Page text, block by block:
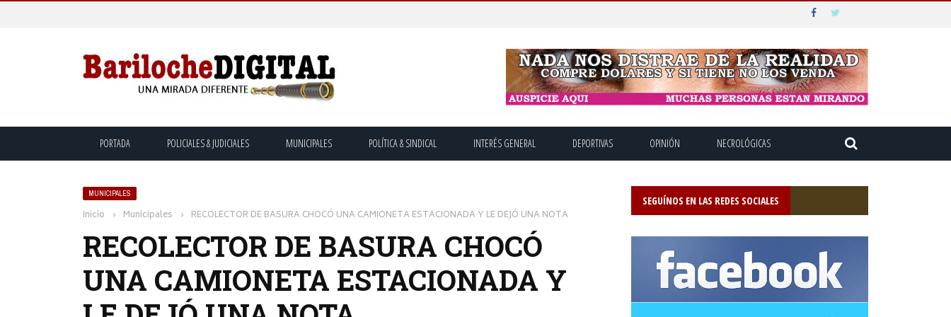
PORTADA POLICIALES & JUDICIALES MUNICIPALES POLÍTICA & SINDICAL INTERÉS GENERAL DEPORTIVAS OPINIÓN NECROLÓGICAS
MUNICIPALES
Inicio › Municipales › RECOLECTOR DE BASURA CHOCÓ UNA CAMIONETA ESTACIONADA Y LE DEJÓ UNA NOTA
RECOLECTOR DE BASURA CHOCÓ
UNA CAMIONETA ESTACIONADA Y
SEGUÍNOS EN LAS REDES SOCIALES